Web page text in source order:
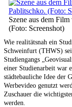
Szene aus dem
(Foto: Screenshot)
Wie realitätsnah ein
Schweinfurt (THWS)
Studiengangs
einer Studienarbeit war
städtebauliche Idee der
Werbevideo genutzt
Zuschauer die
werden.